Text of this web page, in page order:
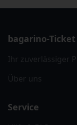
bagarino-Ticket
Ihr zuverlässiger
Über uns
Service